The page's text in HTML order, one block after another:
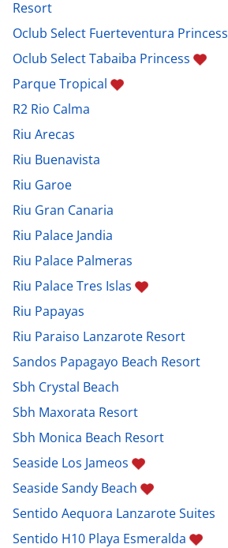
Resort
Oclub Select Fuerteventura Princess
Oclub Select Tabaiba Princess
Parque Tropical
R2 Rio Calma
Riu Arecas
Riu Buenavista
Riu Garoe
Riu Gran Canaria
Riu Palace Jandia
Riu Palace Palmeras
Riu Palace Tres Islas
Riu Papayas
Riu Paraiso Lanzarote Resort
Sandos Papagayo Beach Resort
Sbh Crystal Beach
Sbh Maxorata Resort
Sbh Monica Beach Resort
Seaside Los Jameos
Seaside Sandy Beach
Sentido Aequora Lanzarote Suites
Sentido H10 Playa Esmeralda